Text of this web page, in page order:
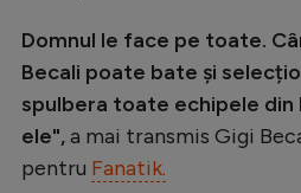
Domnul le face pe toate.
Becali poate bate și
spulbera toate echipele din
ele",a mai transmis Gigi
pentru Fanatik.